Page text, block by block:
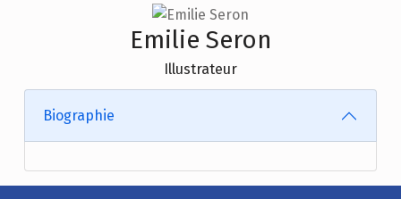
Emilie Seron
Illustrateur
Biographie